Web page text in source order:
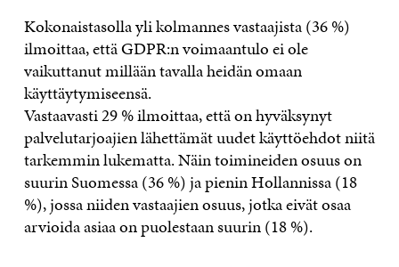
Kokonaistasolla yli kolmannes vastaajista (36 %)
ilmoittaa, että GDPR:n voimaantulo ei ole
vaikuttanut millään tavalla heidän omaan
käyttäytymiseensä.
Vastaavasti 29 % ilmoittaa, että on hyväksynyt
palvelutarjoajien lähettämät uudet käyttöehdot niitä
tarkemmin lukematta. Näin toimineiden osuus on
suurin Suomessa (36 %) ja pienin Hollannissa (18
%), jossa niiden vastaajien osuus, jotka eivät osaa
arvioida asiaa on puolestaan suurin (18 %).